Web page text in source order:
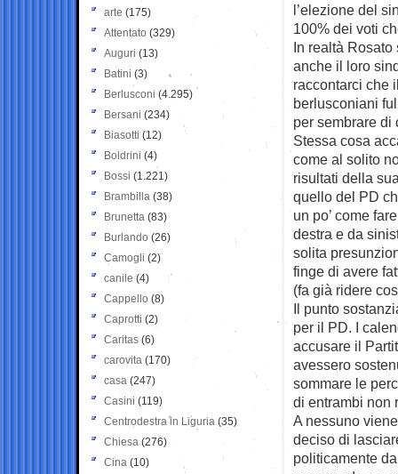
l’elezione del
100% dei voti
In realtà
anche il loro
raccontarci che
berlusconiani
per sembrare di
Stessa cosa
come al solito
risultati della
quello del PD
un po’ come
destra e da
solita
finge di avere
(fa già ridere
Il punto
per il PD. I
accusare il
avessero
sommare le
di entrambi non
A nessuno
deciso di
politicamente
arte (175)
Attentato (329)
Auguri (13)
Batini (3)
Berlusconi (4.295)
Bersani (234)
Biasotti (12)
Boldrini (4)
Bossi (1.221)
Brambilla (38)
Brunetta (83)
Burlando (26)
Camogli (2)
canile (4)
Cappello (8)
Caprotti (2)
Caritas (6)
carovita (170)
casa (247)
Casini (119)
Centrodestra in Liguria (35)
Chiesa (276)
Cina (10)